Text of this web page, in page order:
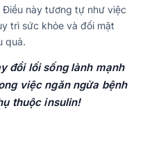
này tương tự như việc
trì sức khỏe và đối mặt
quả.
đổi lối sống lành mạnh
việc ngăn ngừa bệnh
thuộc insulin!